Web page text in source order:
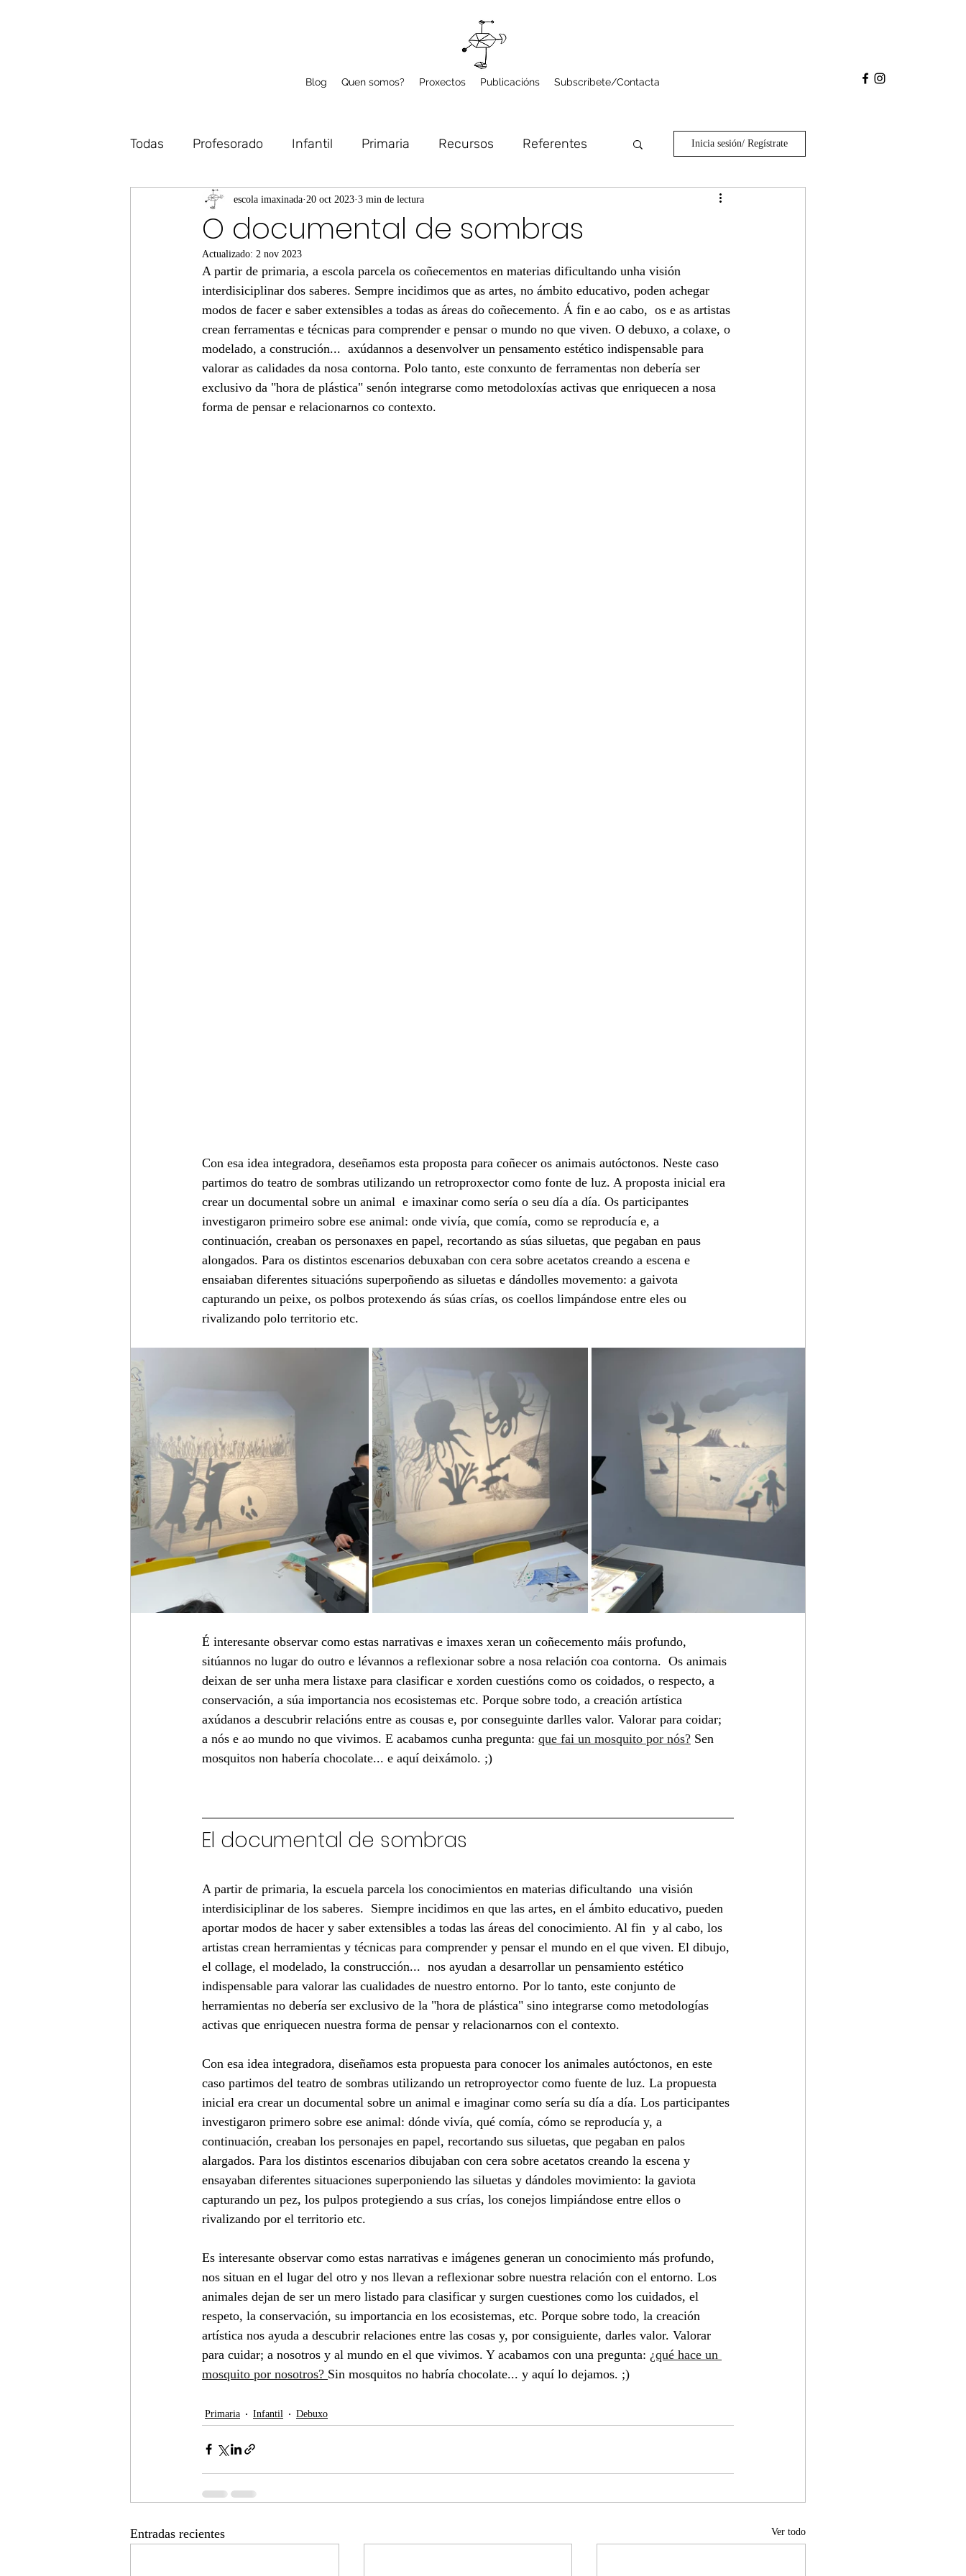
Blog Quen somos? Proxectos Publicacións Subscríbete/Contacta
Todas Profesorado Infantil Primaria Recursos Referentes
Deseño Volume Microproxectos
Inicia sesión/ Regístrate
O documental de sombras
escola imaxinada 20 oct 2023 3 min de lectura
Actualizado: 2 nov 2023
A partir de primaria, a escola parcela os coñecementos en materias dificultando unha visión
interdisiciplinar dos saberes. Sempre incidimos que as artes, no ámbito educativo, poden achegar
modos de facer e saber extensibles a todas as áreas do coñecemento. Á fin e ao cabo,  os e as artistas
crean ferramentas e técnicas para comprender e pensar o mundo no que viven. O debuxo, a colaxe, o
modelado, a construción...  axúdannos a desenvolver un pensamento estético indispensable para
valorar as calidades da nosa contorna. Polo tanto, este conxunto de ferramentas non debería ser
exclusivo da "hora de plástica" senón integrarse como metodoloxías activas que enriquecen a nosa
forma de pensar e relacionarnos co contexto.
Con esa idea integradora, deseñamos esta proposta para coñecer os animais autóctonos. Neste caso
partimos do teatro de sombras utilizando un retroproxector como fonte de luz. A proposta inicial era
crear un documental sobre un animal  e imaxinar como sería o seu día a día. Os participantes
investigaron primeiro sobre ese animal: onde vivía, que comía, como se reproducía e, a
continuación, creaban os personaxes en papel, recortando as súas siluetas, que pegaban en paus
alongados. Para os distintos escenarios debuxaban con cera sobre acetatos creando a escena e
ensaiaban diferentes situacións superpoñendo as siluetas e dándolles movemento: a gaivota
capturando un peixe, os polbos protexendo ás súas crías, os coellos limpándose entre eles ou
rivalizando polo territorio etc.
É interesante observar como estas narrativas e imaxes xeran un coñecemento máis profundo,
sitúannos no lugar do outro e lévannos a reflexionar sobre a nosa relación coa contorna.  Os animais
deixan de ser unha mera listaxe para clasificar e xorden cuestións como os coidados, o respecto, a
conservación, a súa importancia nos ecosistemas etc. Porque sobre todo, a creación artística
axúdanos a descubrir relacións entre as cousas e, por conseguinte darlles valor. Valorar para coidar;
a nós e ao mundo no que vivimos. E acabamos cunha pregunta: que fai un mosquito por nós? Sen
mosquitos non habería chocolate... e aquí deixámolo. ;)
El documental de sombras
A partir de primaria, la escuela parcela los conocimientos en materias dificultando  una visión
interdisiciplinar de los saberes.  Siempre incidimos en que las artes, en el ámbito educativo, pueden
aportar modos de hacer y saber extensibles a todas las áreas del conocimiento. Al fin  y al cabo, los
artistas crean herramientas y técnicas para comprender y pensar el mundo en el que viven. El dibujo,
el collage, el modelado, la construcción...  nos ayudan a desarrollar un pensamiento estético
indispensable para valorar las cualidades de nuestro entorno. Por lo tanto, este conjunto de
herramientas no debería ser exclusivo de la "hora de plástica" sino integrarse como metodologías
activas que enriquecen nuestra forma de pensar y relacionarnos con el contexto.
Con esa idea integradora, diseñamos esta propuesta para conocer los animales autóctonos, en este
caso partimos del teatro de sombras utilizando un retroproyector como fuente de luz. La propuesta
inicial era crear un documental sobre un animal e imaginar como sería su día a día. Los participantes
investigaron primero sobre ese animal: dónde vivía, qué comía, cómo se reproducía y, a
continuación, creaban los personajes en papel, recortando sus siluetas, que pegaban en palos
alargados. Para los distintos escenarios dibujaban con cera sobre acetatos creando la escena y
ensayaban diferentes situaciones superponiendo las siluetas y dándoles movimiento: la gaviota
capturando un pez, los pulpos protegiendo a sus crías, los conejos limpiándose entre ellos o
rivalizando por el territorio etc.
Es interesante observar como estas narrativas e imágenes generan un conocimiento más profundo,
nos situan en el lugar del otro y nos llevan a reflexionar sobre nuestra relación con el entorno. Los
animales dejan de ser un mero listado para clasificar y surgen cuestiones como los cuidados, el
respeto, la conservación, su importancia en los ecosistemas, etc. Porque sobre todo, la creación
artística nos ayuda a descubrir relaciones entre las cosas y, por consiguiente, darles valor. Valorar
para cuidar; a nosotros y al mundo en el que vivimos. Y acabamos con una pregunta: ¿qué hace un
mosquito por nosotros? Sin mosquitos no habría chocolate... y aquí lo dejamos. ;)
Primaria Infantil Debuxo
Entradas recientes Ver todo